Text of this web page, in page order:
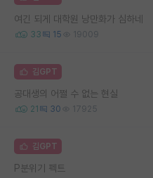
여긴 되게 대학원 낭만화가 심하네
33 15 19009
김GPT
공대생의 어쩔 수 없는 현실
21 30 17925
김GPT
P분위기 펙트